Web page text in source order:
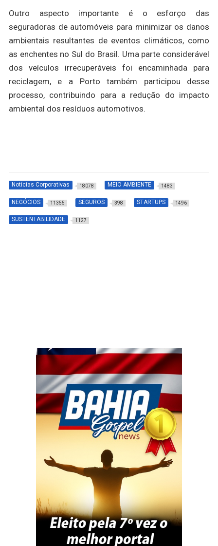
Outro aspecto importante é o esforço das
seguradoras de automóveis para minimizar os danos
ambientais resultantes de eventos climáticos, como
as enchentes no Sul do Brasil. Uma parte considerável
dos veículos irrecuperáveis foi encaminhada para
reciclagem, e a Porto também participou desse
processo, contribuindo para a redução do impacto
ambiental dos resíduos automotivos.
Notícias Corporativas 18078 MEIO AMBIENTE 1483
NEGÓCIOS 11355 SEGUROS 398 STARTUPS 1496
SUSTENTABILIDADE 1127